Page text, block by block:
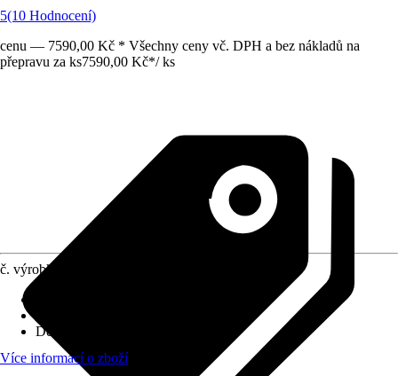
5(10 Hodnocení)
cenu — 7590,00 Kč * Všechny ceny vč. DPH a bez nákladů na
přepravu za ks7590,00 Kč*/ ks
č. výrobku
Délka řezu
Více informací o zboží